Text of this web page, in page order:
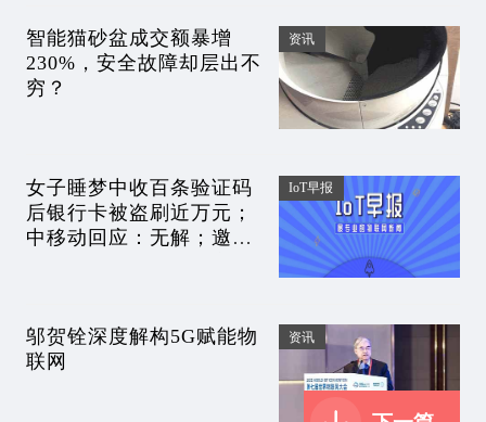
智能猫砂盆成交额暴增
230%，安全故障却层出不
穷？
资讯
女子睡梦中收百条验证码
后银行卡被盗刷近万元；
中移动回应：无解；邀请
IoT早报
邬贺铨深度解构5G赋能物
联网
资讯